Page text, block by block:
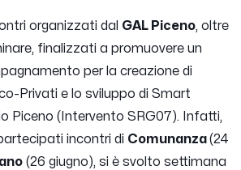
organizzati dal GAL Piceno, oltre
finalizzati a promuovere un
per la creazione di
Privati e lo sviluppo di Smart
Piceno (Intervento SRG07). Infatti,
incontri di Comunanza(24
(26 giugno), si è svolto settimana